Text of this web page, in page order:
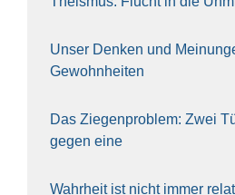
Unser Den­ken und
Gewohn­hei­ten
Das Zie­gen­pro­blem: Zwei
gegen eine
Wahr­heit ist nicht immer